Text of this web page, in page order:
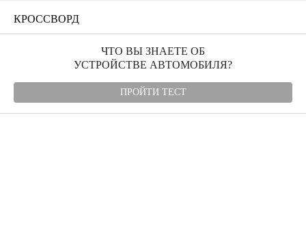
КРОССВОРД
ЧТО ВЫ ЗНАЕТЕ ОБ
УСТРОЙСТВЕ АВТОМОБИЛЯ?
ПРОЙТИ ТЕСТ